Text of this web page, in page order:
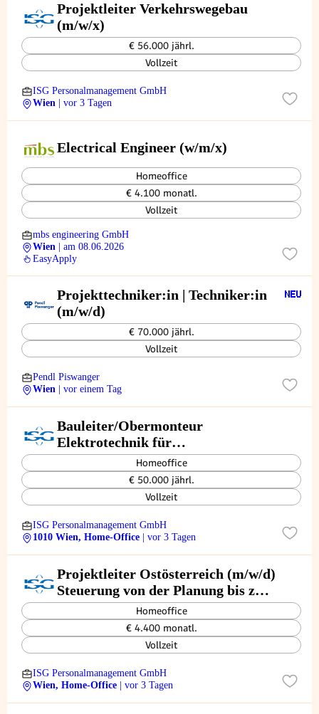
Projektleiter Verkehrswegebau
(m/w/x)
€ 56.000 jährl.
Vollzeit
ISG Personalmanagement GmbH
Wien
| vor 3 Tagen
Electrical Engineer (w/m/x)
Homeoffice
€ 4.100 monatl.
Vollzeit
mbs engineering GmbH
Wien
| am 08.06.2026
EasyApply
Projekttechniker:in | Techniker:in
(m/w/d)
€ 70.000 jährl.
Vollzeit
Pendl Piswanger
Wien
| vor einem Tag
Bauleiter/Obermonteur
Elektrotechnik für
Industrieprojekte m/w/d
Homeoffice
€ 50.000 jährl.
Vollzeit
ISG Personalmanagement GmbH
1010 Wien, Home-Office
| vor 3 Tagen
Projektleiter Ostösterreich (m/w/d)
Steuerung von der Planung bis zur
erfolgreichen Übergabe
Homeoffice
€ 4.400 monatl.
Vollzeit
ISG Personalmanagement GmbH
Wien, Home-Office
| vor 3 Tagen